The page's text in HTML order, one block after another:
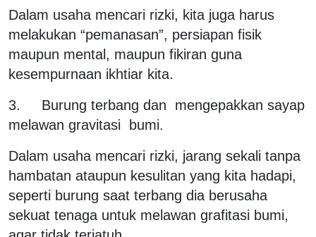
Dalam usaha mencari rizki, kita juga harus
melakukan “pemanasan”, persiapan fisik
maupun mental, maupun fikiran guna
kesempurnaan ikhtiar kita.
3. Burung terbang dan mengepakkan sayap
melawan gravitasi bumi.
Dalam usaha mencari rizki, jarang sekali tanpa
hambatan ataupun kesulitan yang kita hadapi,
seperti burung saat terbang dia berusaha
sekuat tenaga untuk melawan grafitasi bumi,